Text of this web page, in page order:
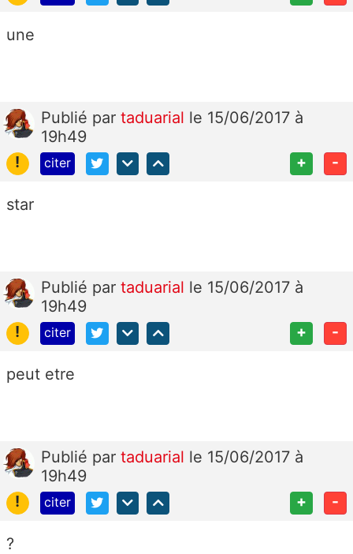
une
Publié par taduarial le 15/06/2017 à
19h49
!
citer + -
star
Publié par taduarial le 15/06/2017 à
19h49
!
citer + -
peut etre
Publié par taduarial le 15/06/2017 à
19h49
!
citer + -
?